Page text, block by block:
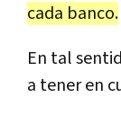
cada banco.
En tal
a tener en